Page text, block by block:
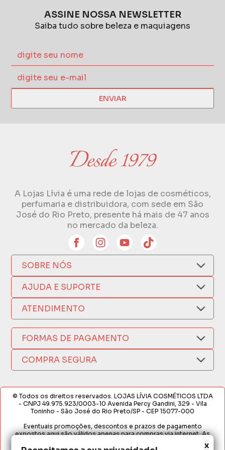
x
ASSINE NOSSA NEWSLETTER
Saiba tudo sobre beleza e maquiagens
ENVIAR
A Lojas Lívia é uma rede de lojas de cosméticos,
perfumaria e distribuidora, com sede em São
José do Rio Preto, presente há mais de 47 anos
no mercado da beleza.
SOBRE NÓS
Quem Somos
Compra Segura
Como Comprar
Nossas Lojas
Política de Privacidade
AJUDA E SUPORTE
Nosso Aplicativo
Trocas e Devoluções
Formas de Pagamento
Fretes e Entregas
Fabricantes
Termos de Compra e Venda
ATENDIMENTO
(17) 3209-9595
sacweb@lojaslivia.com.br
FORMAS DE PAGAMENTO
COMPRA SEGURA
© Todos os direitos reservados. LOJAS LÍVIA COSMÉTICOS LTDA
- CNPJ 49.975.923/0003-10 Avenida Percy Gandini, 329 - Vila
Toninho - São José do Rio Preto/SP - CEP 15077-000
Eventuais promoções, descontos e prazos de pagamento
expostos aqui são válidos apenas para compras via internet. As